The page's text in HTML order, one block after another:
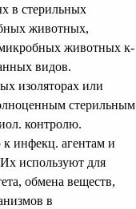
в стерильных
животных,
животных к-
видов.
изоляторах или
стерильным
контролю.
инфекц. агентам и
используют для
обмена веществ,
в